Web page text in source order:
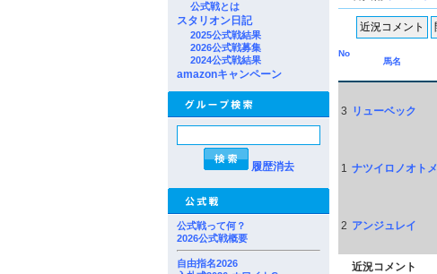
公式戦とは
スタリオン日記
2025公式戦結果
2026公式戦募集
2024公式戦結果
amazonキャンペーン
履歴消去
公式戦って何？
2026公式戦概要
自由指名2026
No
馬名
3 リューベック
1 ナツイロノオトメ
2 アンジュレイ
近況コメント